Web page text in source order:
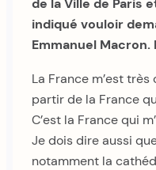
de la Ville de Paris
indiqué vouloir
Emmanuel Macron.
La France m’est
partir de la France
C’est la France qui
Je dois dire aussi
notamment la